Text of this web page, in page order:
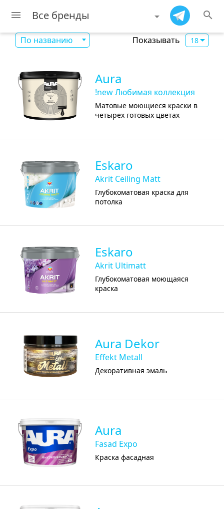
По названию Показывать 18
Aura
!new Любимая коллекция
Матовые моющиеся краски в
четырех готовых цветах
Eskaro
Akrit Ceiling Matt
Глубокоматовая краска для
потолка
Eskaro
Akrit Ultimatt
Глубокоматовая моющаяся
краска
Aura Dekor
Effekt Metall
Декоративная эмаль
Aura
Fasad Expo
Краска фасадная
menu Все бренды search